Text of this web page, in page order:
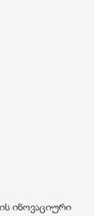
ინოვაციური